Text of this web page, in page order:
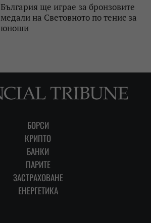
България ще играе за бронзовите
медали на Световното по тенис за
юноши
БОРСИ
КРИПТО
БАНКИ
ПАРИТЕ
ЗАСТРАХОВАНЕ
ЕНЕРГЕТИКА